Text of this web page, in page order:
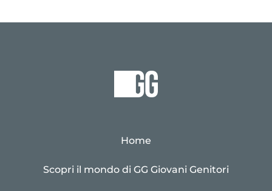
Home
Scopri il mondo di GG Giovani Genitori